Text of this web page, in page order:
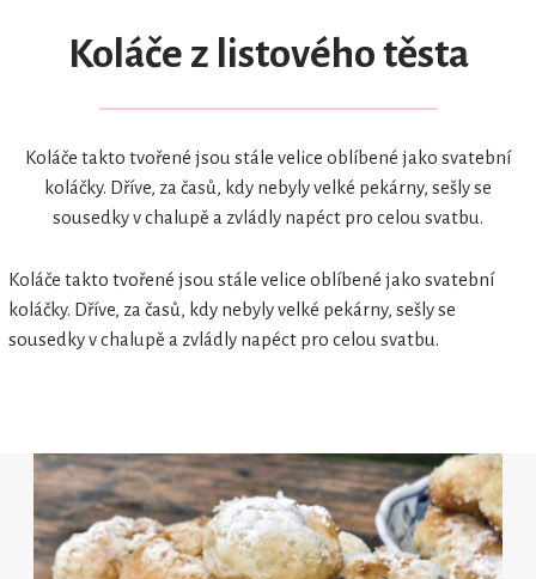
Koláče z listového těsta
Koláče takto tvořené jsou stále velice oblíbené jako svatební
koláčky. Dříve, za časů, kdy nebyly velké pekárny, sešly se
sousedky v chalupě a zvládly napéct pro celou svatbu.
Koláče takto tvořené jsou stále velice oblíbené jako svatební
koláčky. Dříve, za časů, kdy nebyly velké pekárny, sešly se
sousedky v chalupě a zvládly napéct pro celou svatbu.